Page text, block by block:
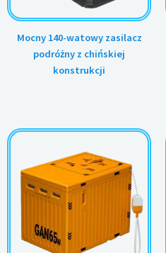
Mocny 140-watowy zasilacz
podróżny z chińskiej
konstrukcji